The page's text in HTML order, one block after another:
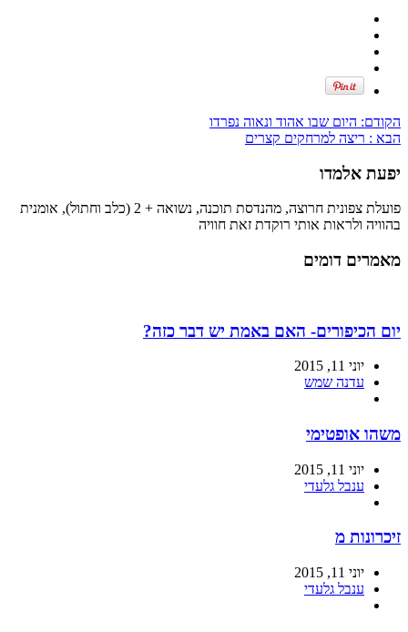
הקודם: היום שבו אהוד ונאוה נפרדו
הבא : ריצה למרחקים קצרים
יפעת אלמדו
פועלת צפונית חרוצה, מהנדסת תוכנה, נשואה + 2 (כלב וחתול), אומנית
בהוויה ולראות אותי רוקדת זאת חוויה
מאמרים דומים
יום הכיפורים- האם באמת יש דבר כזה?
יוני 11, 2015
עדנה שמש
משהו אופטימי
יוני 11, 2015
ענבל גלעדי
זיכרונות מ
יוני 11, 2015
ענבל גלעדי